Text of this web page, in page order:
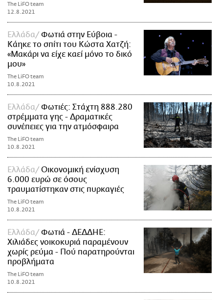
The LiFO team
12.8.2021
Ελλάδα
Φωτιά στην Εύβοια -
Κάηκε το σπίτι του Κώστα Χατζή:
«Μακάρι να είχε καεί μόνο το δικό
μου»
The LiFO team
10.8.2021
Ελλάδα
Φωτιές: Στάχτη 888.280
στρέμματα γης - Δραματικές
συνέπειες για την ατμόσφαιρα
The LiFO team
10.8.2021
Ελλάδα
Οικονομική ενίσχυση
6.000 ευρώ σε όσους
τραυματίστηκαν στις πυρκαγιές
The LiFO team
10.8.2021
Ελλάδα
Φωτιά - ΔΕΔΔΗΕ:
Χιλιάδες νοικοκυριά παραμένουν
χωρίς ρεύμα - Πού παρατηρούνται
προβλήματα
The LiFO team
10.8.2021